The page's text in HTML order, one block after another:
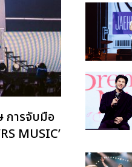
การจับมือ
MUSIC’